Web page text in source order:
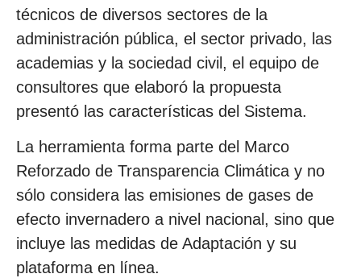
técnicos de diversos sectores de la
administración pública, el sector privado, las
academias y la sociedad civil, el equipo de
consultores que elaboró la propuesta
presentó las características del Sistema.
La herramienta forma parte del Marco
Reforzado de Transparencia Climática y no
sólo considera las emisiones de gases de
efecto invernadero a nivel nacional, sino que
incluye las medidas de Adaptación y su
plataforma en línea.